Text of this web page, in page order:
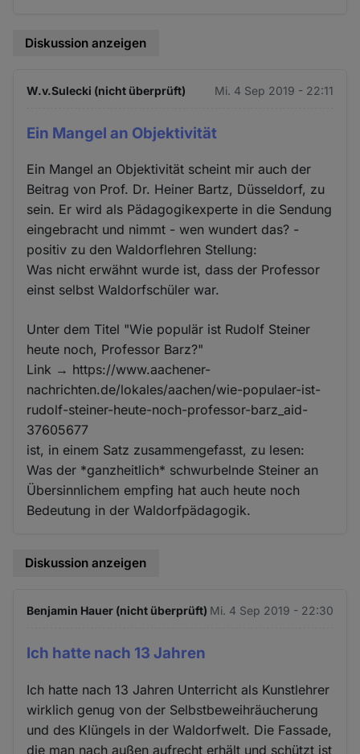
Diskussion anzeigen
W.v.Sulecki (nicht überprüft) Mi. 4 Sep 2019 - 22:11
Ein Mangel an Objektivität
Ein Mangel an Objektivität scheint mir auch der
Beitrag von Prof. Dr. Heiner Bartz, Düsseldorf, zu
sein. Er wird als Pädagogikexperte in die Sendung
eingebracht und nimmt - wen wundert das? -
positiv zu den Waldorflehren Stellung:
Was nicht erwähnt wurde ist, dass der Professor
einst selbst Waldorfschüler war.
Unter dem Titel "Wie populär ist Rudolf Steiner
heute noch, Professor Barz?"
Link → https://www.aachener-
nachrichten.de/lokales/aachen/wie-populaer-ist-
rudolf-steiner-heute-noch-professor-barz_aid-
37605677
ist, in einem Satz zusammengefasst, zu lesen:
Was der *ganzheitlich* schwurbelnde Steiner an
Übersinnlichem empfing hat auch heute noch
Bedeutung in der Waldorfpädagogik.
Diskussion anzeigen
Benjamin Hauer (nicht überprüft) Mi. 4 Sep 2019 - 22:30
Ich hatte nach 13 Jahren
Ich hatte nach 13 Jahren Unterricht als Kunstlehrer
wirklich genug von der Selbstbeweihräucherung
und des Klüngels in der Waldorfwelt. Die Fassade,
die man nach außen aufrecht erhält und schützt ist